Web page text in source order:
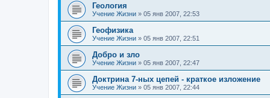
Геология
Учение Жизни » 05 янв 2007, 22:53
Геофизика
Учение Жизни » 05 янв 2007, 22:51
Добро и зло
Учение Жизни » 05 янв 2007, 22:47
Доктрина 7-ных цепей - краткое изложение
Учение Жизни » 05 янв 2007, 22:44